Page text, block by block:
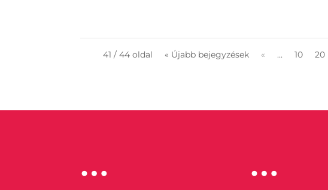
41 / 44 oldal « Újabb bejegyzések « ... 10 20
… …